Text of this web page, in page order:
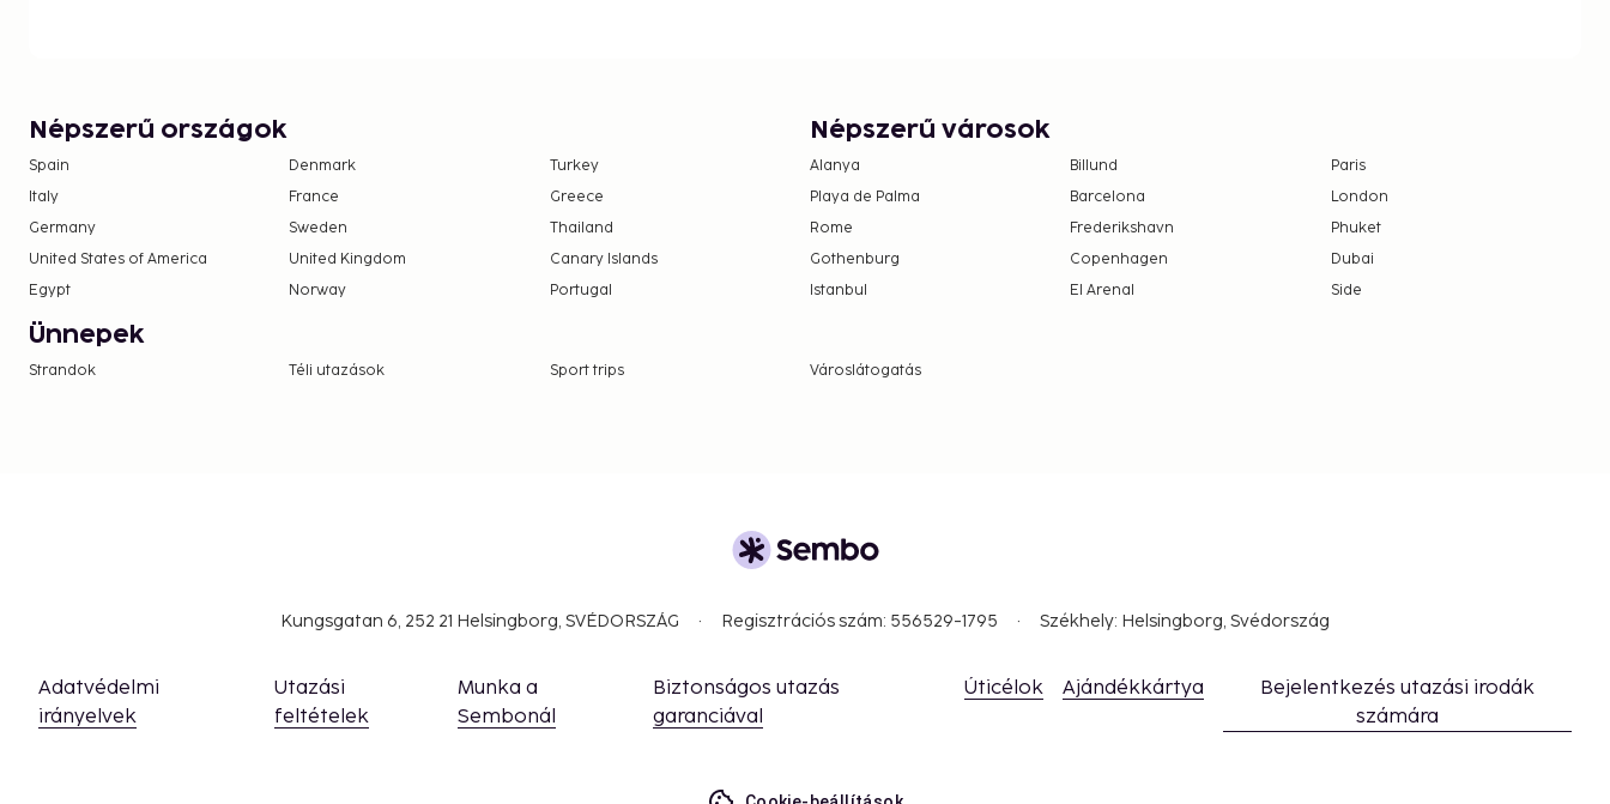
Népszerű országok
Spain Denmark
Turkey
Italy
France
Greece
Germany
Sweden
Thailand
United States of America
United Kingdom
Canary Islands
Egypt
Norway Portugal
Népszerű városok
Alanya Billund
Paris
Playa de Palma
Barcelona
London
Rome
Frederikshavn
Phuket
Gothenburg
Copenhagen
Dubai
Istanbul
El Arenal Side
Ünnepek
Strandok Téli utazások Sport trips Városlátogatás
Kungsgatan 6, 252 21 Helsingborg, SVÉDORSZÁG Regisztrációs szám: 556529-1795 Székhely: Helsingborg, Svédország
Adatvédelmi
irányelvek
Utazási
feltételek
Munka a
Sembonál
Biztonságos utazás
garanciával
Úticélok Ajándékkártya
Bejelentkezés utazási irodák
számára